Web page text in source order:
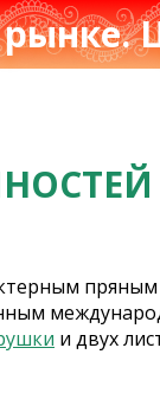
и двух